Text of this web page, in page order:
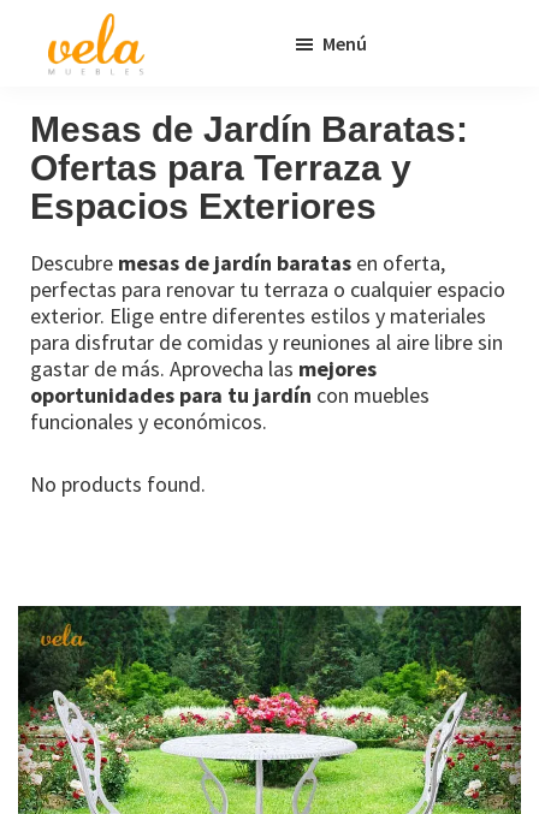
principal
página
Muebles
Baratos
Online
Outlet
Menú
Mesas de Jardín Baratas:
Ofertas para Terraza y
Espacios Exteriores
Descubre mesas de jardín baratas en oferta,
perfectas para renovar tu terraza o cualquier espacio
exterior. Elige entre diferentes estilos y materiales
para disfrutar de comidas y reuniones al aire libre sin
gastar de más. Aprovecha las mejores
oportunidades para tu jardín con muebles
funcionales y económicos.
No products found.